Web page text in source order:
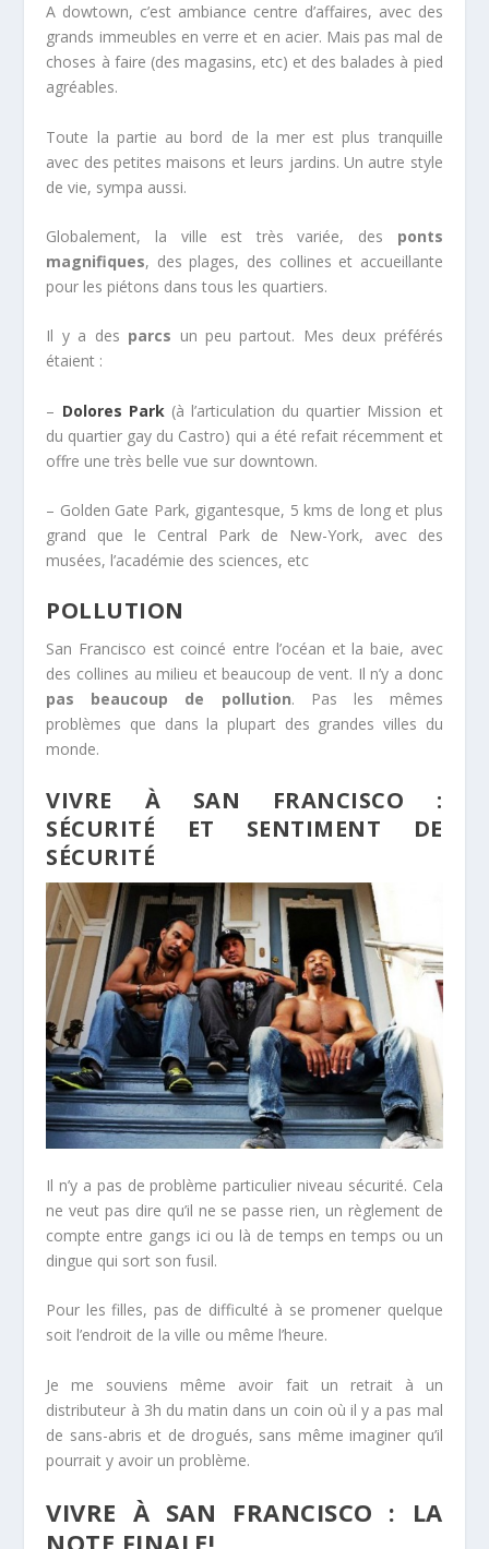
A dowtown, c’est ambiance centre d’affaires, avec des
grands immeubles en verre et en acier. Mais pas mal de
choses à faire (des magasins, etc) et des balades à pied
agréables.
Toute la partie au bord de la mer est plus tranquille
avec des petites maisons et leurs jardins. Un autre style
de vie, sympa aussi.
Globalement, la ville est très variée, des ponts
magnifiques, des plages, des collines et accueillante
pour les piétons dans tous les quartiers.
Il y a des parcs un peu partout. Mes deux préférés
étaient :
– Dolores Park (à l’articulation du quartier Mission et
du quartier gay du Castro) qui a été refait récemment et
offre une très belle vue sur downtown.
– Golden Gate Park, gigantesque, 5 kms de long et plus
grand que le Central Park de New-York, avec des
musées, l’académie des sciences, etc
POLLUTION
San Francisco est coincé entre l’océan et la baie, avec
des collines au milieu et beaucoup de vent. Il n’y a donc
pas beaucoup de pollution. Pas les mêmes
problèmes que dans la plupart des grandes villes du
monde.
VIVRE À SAN FRANCISCO :
SÉCURITÉ ET SENTIMENT DE
SÉCURITÉ
Il n’y a pas de problème particulier niveau sécurité. Cela
ne veut pas dire qu’il ne se passe rien, un règlement de
compte entre gangs ici ou là de temps en temps ou un
dingue qui sort son fusil.
Pour les filles, pas de difficulté à se promener quelque
soit l’endroit de la ville ou même l’heure.
Je me souviens même avoir fait un retrait à un
distributeur à 3h du matin dans un coin où il y a pas mal
de sans-abris et de drogués, sans même imaginer qu’il
pourrait y avoir un problème.
VIVRE À SAN FRANCISCO : LA